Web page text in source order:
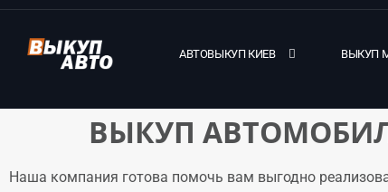
АВТОВЫКУП КИЕВ ВЫКУП
ВЫКУП
Наша компания готова помочь вам выгодно